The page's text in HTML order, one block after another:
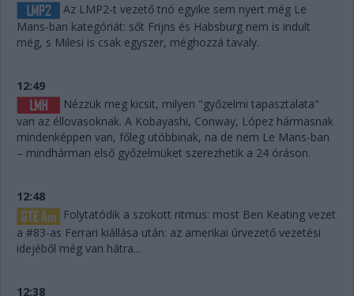
Az LMP2-t vezető trió egyike sem nyert még Le
Mans-ban kategóriát: sőt Frijns és Habsburg nem is indult
még, s Milesi is csak egyszer, méghozzá tavaly.
12:49
Nézzük meg kicsit, milyen "győzelmi tapasztalata"
van az éllovasoknak. A Kobayashi, Conway, López hármasnak
mindenképpen van, főleg utóbbinak, na de nem Le Mans-ban
– mindhárman első győzelmüket szerezhetik a 24 óráson.
12:48
Folytatódik a szokott ritmus: most Ben Keating vezet
a #83-as Ferrari kiállása után: az amerikai úrvezető vezetési
idejéből még van hátra...
12:38